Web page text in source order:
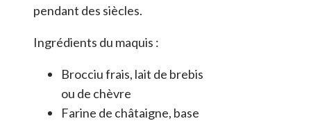
pendant des siècles.
Ingrédients du maquis :
Brocciu frais, lait de brebis
ou de chèvre
Farine de châtaigne, base